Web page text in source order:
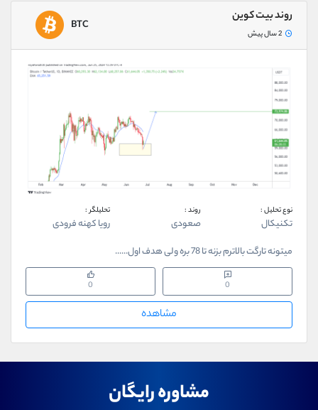
روند بیت کوین
2 سال پیش
BTC
نوع تحلیل :
تکنیکال
روند :
صعودی
تحلیلگر :
رویا کهنه فرودی
میتونه تارگت بالاترم بزنه تا 78 بره ولی هدف اول......
0
0
مشاهده
مشاوره رایگان